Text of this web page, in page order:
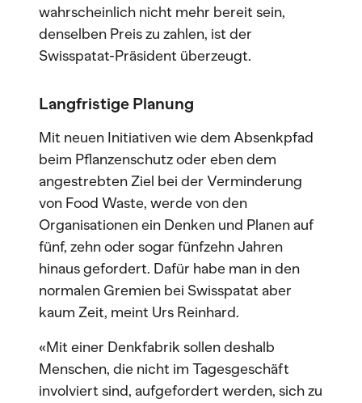
wahrscheinlich nicht mehr bereit sein,
denselben Preis zu zahlen, ist der
Swisspatat-Präsident überzeugt.
Langfristige Planung
Mit neuen Initiativen wie dem Absenkpfad
beim Pflanzenschutz oder eben dem
angestrebten Ziel bei der Verminderung
von Food Waste, werde von den
Organisationen ein Denken und Planen auf
fünf, zehn oder sogar fünfzehn Jahren
hinaus gefordert. Dafür habe man in den
normalen Gremien bei Swisspatat aber
kaum Zeit, meint Urs Reinhard.
«Mit einer Denkfabrik sollen deshalb
Menschen, die nicht im Tagesgeschäft
involviert sind, aufgefordert werden, sich zu